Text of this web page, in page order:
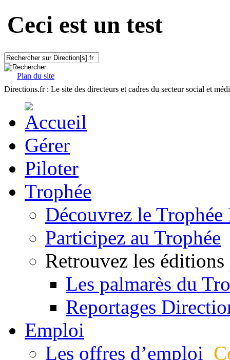
Ceci est un test
Plan du site
Directions.fr : Le site des directeurs et cadres du secteur social et
Gérer
Piloter
Trophée
Découvrez le
Participez au Trophée
Retrouvez les éditions
Les palmarès du
Reportages
Emploi
Les offres d’emploi